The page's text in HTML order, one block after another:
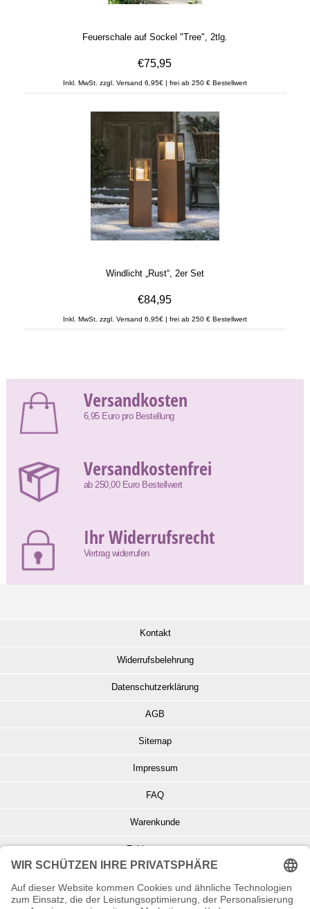
Feuerschale auf Sockel "Tree", 2tlg.
€75,95
Inkl. MwSt. zzgl. Versand 6,95€ | frei ab 250 € Bestellwert
Windlicht „Rust“, 2er Set
€84,95
Inkl. MwSt. zzgl. Versand 6,95€ | frei ab 250 € Bestellwert
Versandkosten
6,95 Euro pro Bestellung
Versandkostenfrei
ab 250,00 Euro Bestellwert
Ihr Widerrufsrecht
Vertrag widerrufen
Kontakt
Widerrufsbelehrung
Datenschutzerklärung
AGB
Sitemap
Impressum
FAQ
Warenkunde
Zahlungsarten
Info zu Elektro- u. Elektronikgeräten